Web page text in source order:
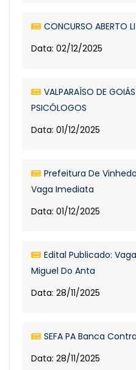
CONCURSO ABERTO
Data: 02/12/2025
VALPARAÍSO DE
PSICÓLOGOS
Data: 01/12/2025
Prefeitura De
Vaga Imediata
Data: 01/12/2025
Edital Publicado:
Miguel Do Anta
Data: 28/11/2025
SEFA PA Banca
Data: 28/11/2025